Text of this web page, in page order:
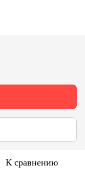
К сравнению